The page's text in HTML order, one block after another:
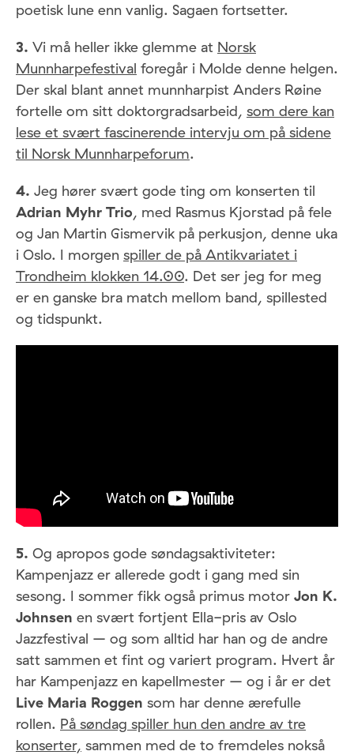
poetisk lune enn vanlig. Sagaen fortsetter.
3. Vi må heller ikke glemme at Norsk
Munnharpefestival foregår i Molde denne helgen.
Der skal blant annet munnharpist Anders Røine
fortelle om sitt doktorgradsarbeid, som dere kan
lese et svært fascinerende intervju om på sidene
til Norsk Munnharpeforum.
4. Jeg hører svært gode ting om konserten til
Adrian Myhr Trio, med Rasmus Kjorstad på fele
og Jan Martin Gismervik på perkusjon, denne uka
i Oslo. I morgen spiller de på Antikvariatet i
Trondheim klokken 14.00. Det ser jeg for meg
er en ganske bra match mellom band, spillested
og tidspunkt.
5. Og apropos gode søndagsaktiviteter:
Kampenjazz er allerede godt i gang med sin
sesong. I sommer fikk også primus motor Jon K.
Johnsen en svært fortjent Ella-pris av Oslo
Jazzfestival – og som alltid har han og de andre
satt sammen et fint og variert program. Hvert år
har Kampenjazz en kapellmester – og i år er det
Live Maria Roggen som har denne ærefulle
rollen. På søndag spiller hun den andre av tre
konserter, sammen med de to fremdeles nokså